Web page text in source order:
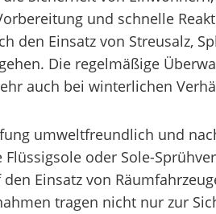
und schnelle
Einsatz von Streusalz,
Die regelmäßige
auch bei winterlichen
umweltfreundlich und
oder Sole-
Einsatz von
tragen nicht nur zur